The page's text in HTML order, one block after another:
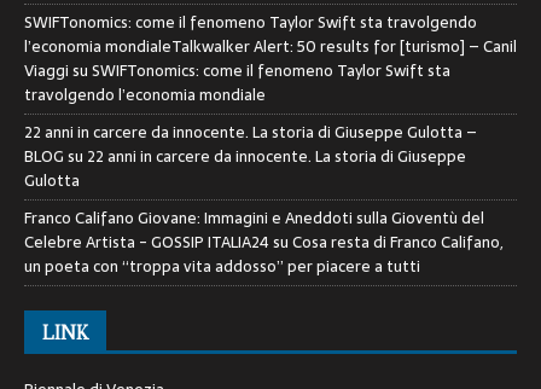
SWIFTonomics: come il fenomeno Taylor Swift sta travolgendo
l’economia mondialeTalkwalker Alert: 50 results for [turismo] – Canil
ViaggisuSWIFTonomics: come il fenomeno Taylor Swift sta
travolgendo l’economia mondiale
22 anni in carcere da innocente. La storia di Giuseppe Gulotta –
BLOGsu 22 anni in carcere da innocente. La storia di Giuseppe
Gulotta
Franco Califano Giovane: Immagini e Aneddoti sulla Gioventù del
Celebre Artista - GOSSIP ITALIA24suCosa resta di Franco Califano,
un poeta con “troppa vita addosso” per piacere a tutti
LINK